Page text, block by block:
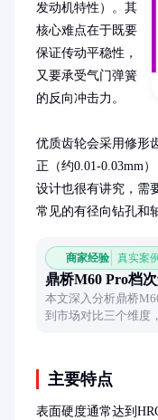
发动机特性）。其
核心难点在于既要
保证传动平稳性，
又要承受气门弹簧
的反向冲击力。
优质齿轮会采用修形
正（约0.01-0.03mm
设计也很有讲究，需
常见的有径向钻孔和
商家经验 真实案
鼎桥M60 Pro档
本文深入分析鼎桥
到市场对比三个维度
主要特点
表面硬度通常达到